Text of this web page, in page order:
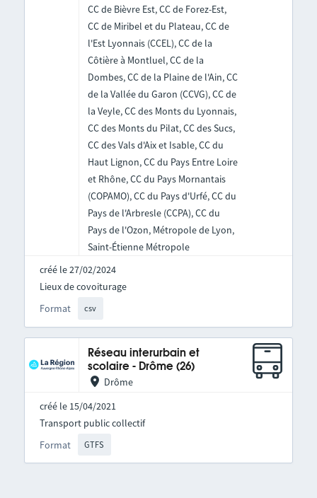
CC de Bièvre Est, CC de Forez-Est,
CC de Miribel et du Plateau, CC de
l'Est Lyonnais (CCEL), CC de la
Côtière à Montluel, CC de la
Dombes, CC de la Plaine de l'Ain, CC
de la Vallée du Garon (CCVG), CC de
la Veyle, CC des Monts du Lyonnais,
CC des Monts du Pilat, CC des Sucs,
CC des Vals d'Aix et Isable, CC du
Haut Lignon, CC du Pays Entre Loire
et Rhône, CC du Pays Mornantais
(COPAMO), CC du Pays d'Urfé, CC du
Pays de l'Arbresle (CCPA), CC du
Pays de l'Ozon, Métropole de Lyon,
Saint-Étienne Métropole
créé le 27/02/2024
Format csv
Lieux de covoiturage
Réseau interurbain et
scolaire - Drôme (26)
Drôme
créé le 15/04/2021
Format GTFS
Transport public collectif